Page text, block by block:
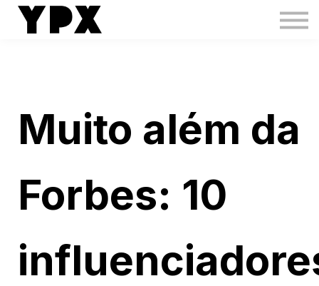
Creators Boost
Muito além da
Forbes: 10